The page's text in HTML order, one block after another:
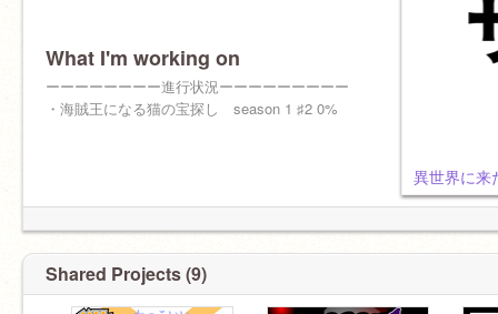
What I'm working on
ーーーーーーーー進行状況ーーーーーーーーー
・海賊王になる猫の宝探し season 1 ♯2 0%
異世界に
Shared Projects (9)